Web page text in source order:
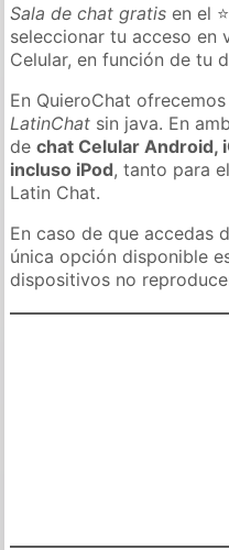
Sala de chat gratis en el
seleccionar tu acceso en
Celular, en función de tu
En QuieroChat ofrecemos
LatinChat sin java. En
dechat Celular Android,
incluso iPod, tanto para
Latin Chat.
En caso de que accedas
única opción disponible
dispositivos no